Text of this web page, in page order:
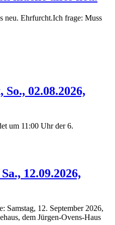
neu. Ehrfurcht.Ich frage: Muss
02.08.2026,
um 11:00 Uhr der 6.
12.09.2026,
Samstag, 12. September 2026,
dem Jürgen-Ovens-Haus